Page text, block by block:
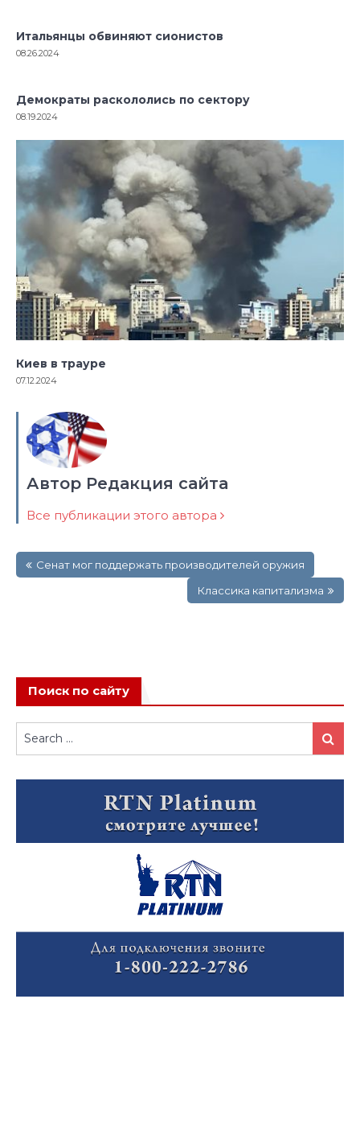
Итальянцы обвиняют сионистов
08.26.2024
Демократы раскололись по сектору
08.19.2024
Киев в трауре
07.12.2024
Автор Редакция сайта
Все публикации этого автора
по Сенат мог поддержать производителей оружия
Классика капитализма
Поиск по сайту
Search
for:
Search